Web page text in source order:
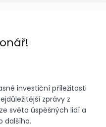
investiční příležitosti
zprávy z
světa úspěšných lidí a
dalšího.